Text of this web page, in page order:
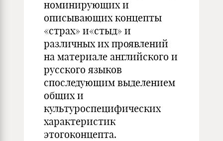
номинирующих и
описывающих концепты
«страх» и«стыд» и
различных их проявлений
на материале английского и
русского языков
споследующим выделением
общих и
культуроспецифических
характеристик
этогоконцепта.